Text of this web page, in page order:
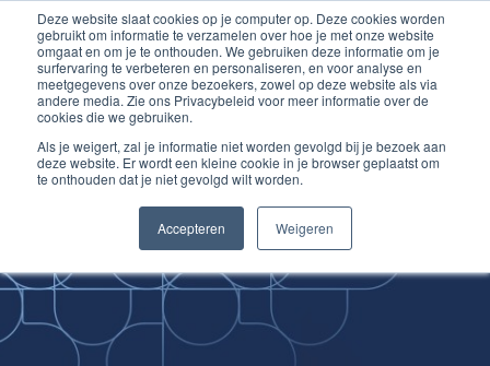
Deze website slaat cookies op je computer op. Deze cookies worden
gebruikt om informatie te verzamelen over hoe je met onze website
omgaat en om je te onthouden. We gebruiken deze informatie om je
surfervaring te verbeteren en personaliseren, en voor analyse en
meetgegevens over onze bezoekers, zowel op deze website als via
andere media. Zie ons Privacybeleid voor meer informatie over de
cookies die we gebruiken.
Als je weigert, zal je informatie niet worden gevolgd bij je bezoek aan
deze website. Er wordt een kleine cookie in je browser geplaatst om
te onthouden dat je niet gevolgd wilt worden.
Accepteren Weigeren
Inloggen account
Ga
naar
de
inhoud
Improving
Medical Skills